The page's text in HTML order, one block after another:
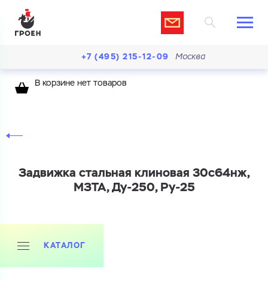
+7 (495) 215-12-09 Москва
В корзине нет товаров
Задвижка стальная клиновая 30с64нж,
МЗТА, Ду-250, Ру-25
КАТАЛОГ